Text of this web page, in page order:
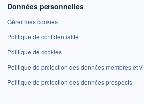
Données personnelles
Gérer mes cookies
Politique de confidentialité
Politique de cookies
Politique de protection des données membres et
Politique de protection des données prospects